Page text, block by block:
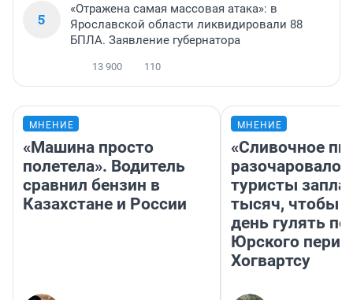
5
«Отражена самая массовая атака»: в
Ярославской области ликвидировали 88
БПЛА. Заявление губернатора
13 900 110
МНЕНИЕ
«Машина просто
полетела». Водитель
сравнил бензин в
Казахстане и России
МНЕНИЕ
«Сливочное
разочаровало»:
туристы
тысяч, чтобы
день гулять по
Юрского
Хогвартсу